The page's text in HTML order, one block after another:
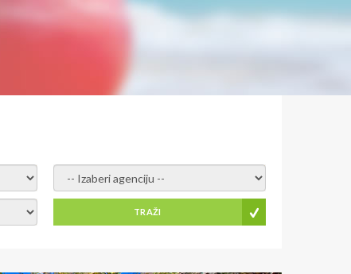
-- Izaberi agenciju --
TRAŽI